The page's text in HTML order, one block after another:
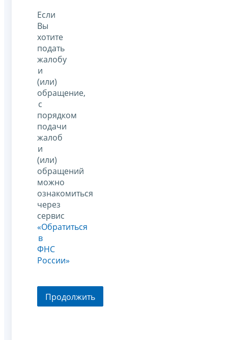
Если
Вы
хотите
подать
жалобу
и
(или)
обращение,
с
порядком
подачи
жалоб
и
(или)
обращений
можно
ознакомиться
через
сервис
«Обратиться
в
ФНС
России»
Продолжить